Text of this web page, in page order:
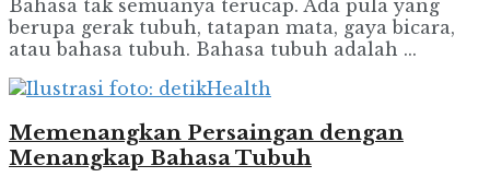
Bahasa tak semuanya terucap. Ada pula yang
berupa gerak tubuh, tatapan mata, gaya bicara,
atau bahasa tubuh. Bahasa tubuh adalah ...
Memenangkan Persaingan dengan
Menangkap Bahasa Tubuh